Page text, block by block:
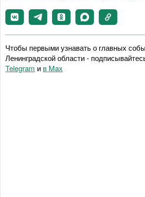
Чтобы первыми узнавать о главных
Ленинградской области -
Telegram и в Maх